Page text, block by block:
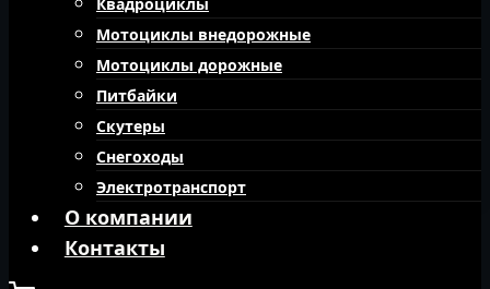
Мотоциклы внедорожные
Мотоциклы дорожные
Питбайки
Скутеры
Снегоходы
Электротранспорт
О компании
Контакты